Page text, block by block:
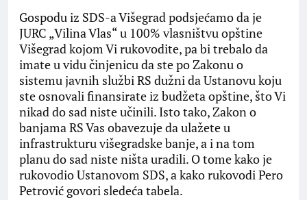
Gospodu iz SDS-a Višegrad podsjećamo da je
JURC „Vilina Vlas“ u 100% vlasništvu opštine
Višegrad kojom Vi rukovodite, pa bi trebalo da
imate u vidu činjenicu da ste po Zakonu o
sistemu javnih službi RS dužni da Ustanovu koju
ste osnovali finansirate iz budžeta opštine, što Vi
nikad do sad niste učinili. Isto tako, Zakon o
banjama RS Vas obavezuje da ulažete u
infrastrukturu višegradske banje, a i na tom
planu do sad niste ništa uradili. O tome kako je
rukovodio Ustanovom SDS, a kako rukovodi Pero
Petrović govori sledeća tabela.